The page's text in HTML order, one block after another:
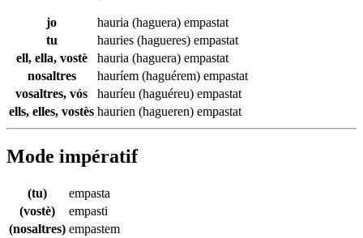
jo hauria (haguera) empastat
tu
hauries (hagueres) empastat
ell, ella, vostè
hauria (haguera) empastat
nosaltres
hauríem (haguérem) empastat
vosaltres, vós
hauríeu (haguéreu) empastat
ells, elles, vostès haurien (hagueren) empastat
Mode impératif
(tu)
empasta
(vostè)
empasti
(nosaltres) empastem